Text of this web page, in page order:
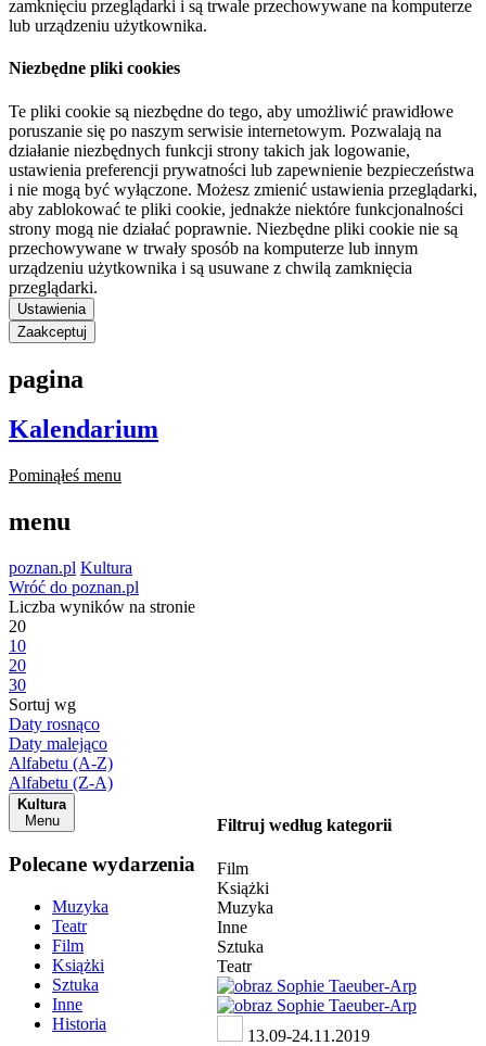
zamknięciu przeglądarki i są trwale przechowywane na komputerze
lub urządzeniu użytkownika.
Niezbędne pliki cookies
Te pliki cookie są niezbędne do tego, aby umożliwić prawidłowe
poruszanie się po naszym serwisie internetowym. Pozwalają na
działanie niezbędnych funkcji strony takich jak logowanie,
ustawienia preferencji prywatności lub zapewnienie bezpieczeństwa
i nie mogą być wyłączone. Możesz zmienić ustawienia przeglądarki,
aby zablokować te pliki cookie, jednakże niektóre funkcjonalności
strony mogą nie działać poprawnie. Niezbędne pliki cookie nie są
przechowywane w trwały sposób na komputerze lub innym
urządzeniu użytkownika i są usuwane z chwilą zamknięcia
przeglądarki.
Ustawienia
Zaakceptuj
pagina
Kalendarium
Pominąłeś menu
menu
poznan.pl Kultura
Wróć do poznan.pl
Liczba wyników na stronie
20
10
20
30
Sortuj wg
Daty rosnąco
Daty malejąco
Alfabetu (A-Z)
Alfabetu (Z-A)
Kultura
Menu
Polecane wydarzenia
Muzyka
Teatr
Film
Książki
Sztuka
Inne
Historia
Filtruj według kategorii
Film
Książki
Muzyka
Inne
Sztuka
Teatr
13.09-24.11.2019